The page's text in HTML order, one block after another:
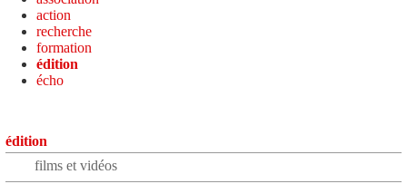
action
recherche
formation
édition
écho
édition
films et vidéos